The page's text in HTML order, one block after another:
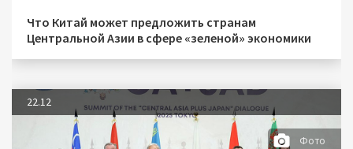
Что Китай может предложить странам
Центральной Азии в сфере «зеленой» экономики
22.12
Фото